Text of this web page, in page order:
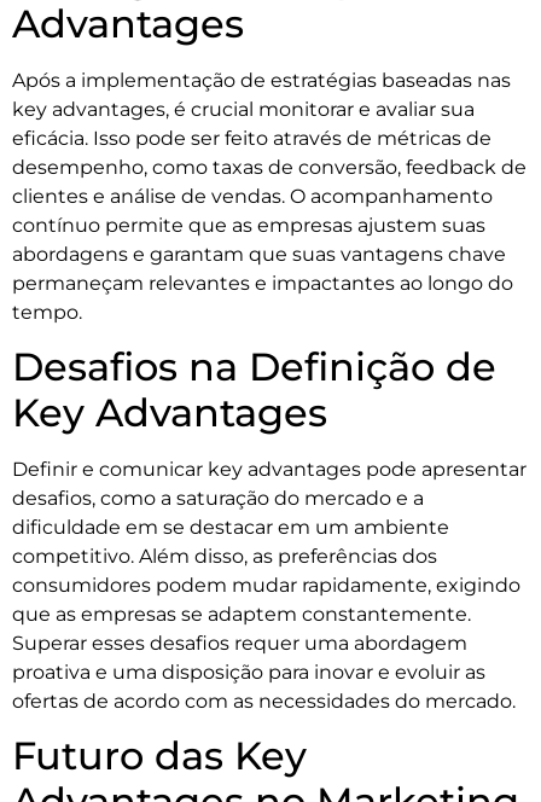
Advantages
Após a implementação de estratégias baseadas nas
key advantages, é crucial monitorar e avaliar sua
eficácia. Isso pode ser feito através de métricas de
desempenho, como taxas de conversão, feedback de
clientes e análise de vendas. O acompanhamento
contínuo permite que as empresas ajustem suas
abordagens e garantam que suas vantagens chave
permaneçam relevantes e impactantes ao longo do
tempo.
Desafios na Definição de
Key Advantages
Definir e comunicar key advantages pode apresentar
desafios, como a saturação do mercado e a
dificuldade em se destacar em um ambiente
competitivo. Além disso, as preferências dos
consumidores podem mudar rapidamente, exigindo
que as empresas se adaptem constantemente.
Superar esses desafios requer uma abordagem
proativa e uma disposição para inovar e evoluir as
ofertas de acordo com as necessidades do mercado.
Futuro das Key